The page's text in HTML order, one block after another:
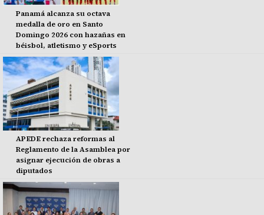
Panamá alcanza su octava
medalla de oro en Santo
Domingo 2026 con hazañas en
béisbol, atletismo y eSports
APEDE rechaza reformas al
Reglamento de la Asamblea por
asignar ejecución de obras a
diputados